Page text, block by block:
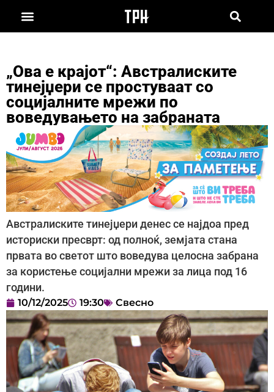
„Ова е крајот“: Австралиските
тинејџери се простуваат со
социјалните мрежи по
воведувањето на забраната
Австралиските тинејџери денес се најдоа пред
историски пресврт: од полноќ, земјата стана
првата во светот што воведува целосна забрана
за користење социјални мрежи за лица под 16
години.
10/12/2025 19:30 Свесно